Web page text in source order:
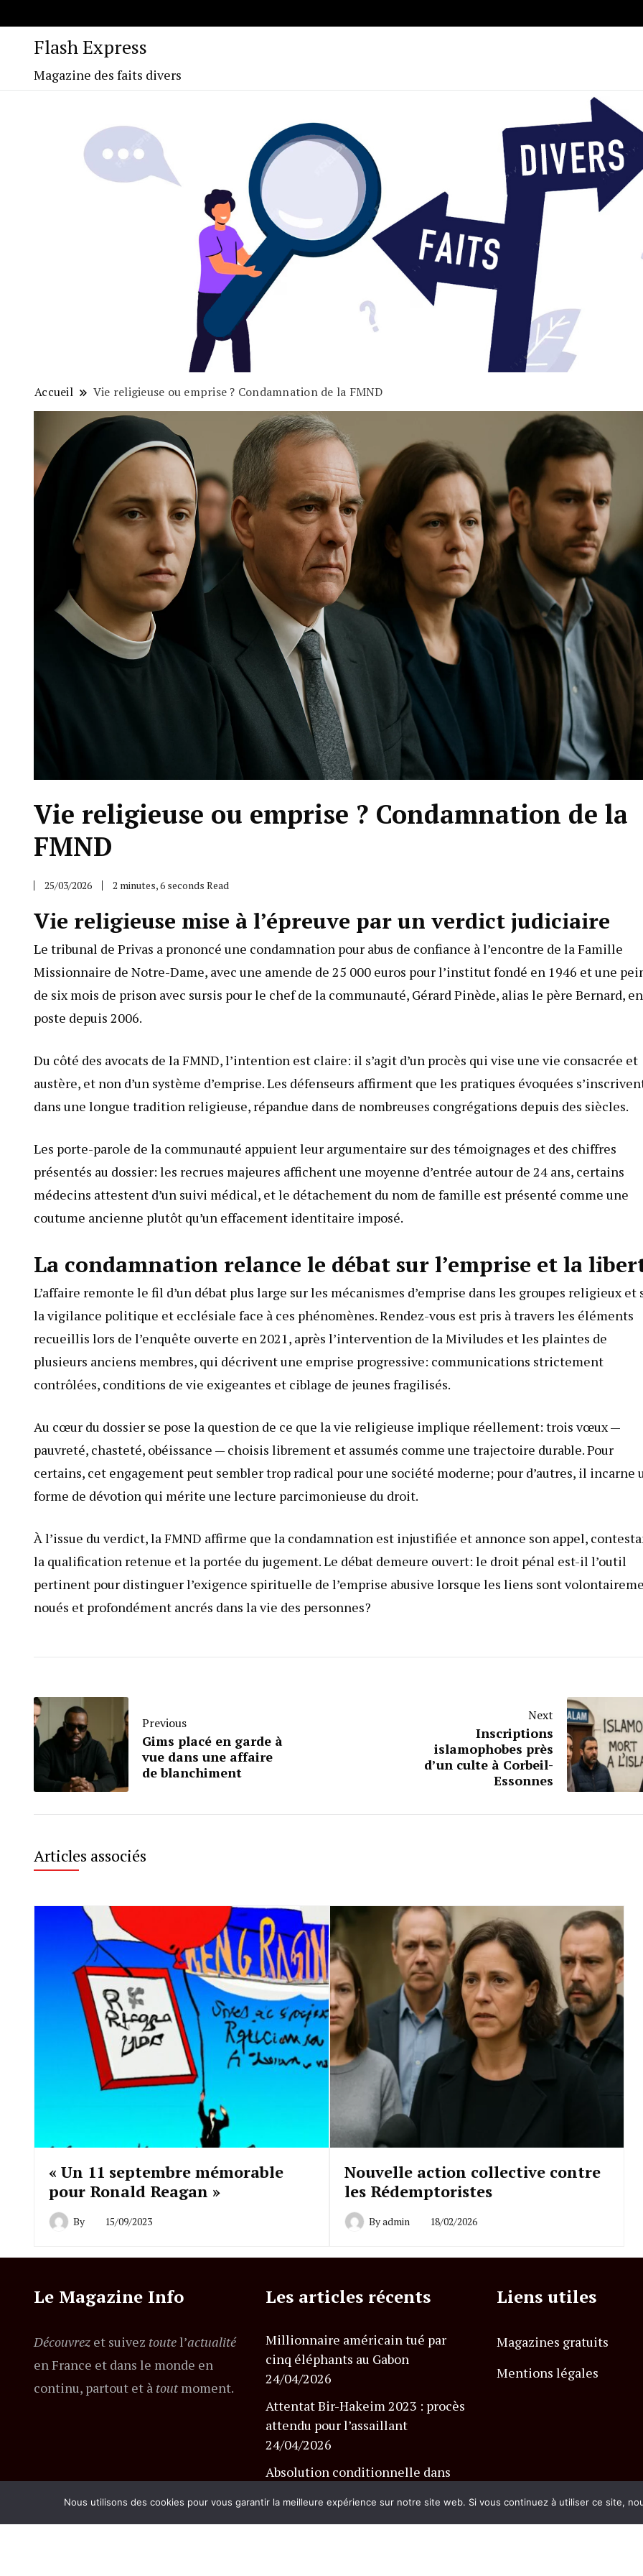
Flash Express
Magazine des faits divers
Accueil Vie religieuse ou emprise ? Condamnation de la FMND
Vie religieuse ou emprise ? Condamnation de la
FMND
25/03/2026 2 minutes, 6 seconds Read
Vie religieuse mise à l’épreuve par un verdict judiciaire
Le tribunal de Privas a prononcé une condamnation pour abus de confiance à l’encontre de la Famille
Missionnaire de Notre-Dame, avec une amende de 25 000 euros pour l’institut fondé en 1946 et une
de six mois de prison avec sursis pour le chef de la communauté, Gérard Pinède, alias le père Bernard, en
poste depuis 2006.
Du côté des avocats de la FMND, l’intention est claire: il s’agit d’un procès qui vise une vie consacrée et
austère, et non d’un système d’emprise. Les défenseurs affirment que les pratiques évoquées
dans une longue tradition religieuse, répandue dans de nombreuses congrégations depuis des siècles.
Les porte-parole de la communauté appuient leur argumentaire sur des témoignages et des chiffres
présentés au dossier: les recrues majeures affichent une moyenne d’entrée autour de 24 ans, certains
médecins attestent d’un suivi médical, et le détachement du nom de famille est présenté comme une
coutume ancienne plutôt qu’un effacement identitaire imposé.
La condamnation relance le débat sur l’emprise et la
L’affaire remonte le fil d’un débat plus large sur les mécanismes d’emprise dans les groupes religieux et
la vigilance politique et ecclésiale face à ces phénomènes. Rendez-vous est pris à travers les éléments
recueillis lors de l’enquête ouverte en 2021, après l’intervention de la Miviludes et les plaintes de
plusieurs anciens membres, qui décrivent une emprise progressive: communications strictement
contrôlées, conditions de vie exigeantes et ciblage de jeunes fragilisés.
Au cœur du dossier se pose la question de ce que la vie religieuse implique réellement: trois vœux —
pauvreté, chasteté, obéissance — choisis librement et assumés comme une trajectoire durable. Pour
certains, cet engagement peut sembler trop radical pour une société moderne; pour d’autres, il incarne
forme de dévotion qui mérite une lecture parcimonieuse du droit.
À l’issue du verdict, la FMND affirme que la condamnation est injustifiée et annonce son appel,
la qualification retenue et la portée du jugement. Le débat demeure ouvert: le droit pénal est-il l’outil
pertinent pour distinguer l’exigence spirituelle de l’emprise abusive lorsque les liens sont
noués et profondément ancrés dans la vie des personnes?
Previous
Gims placé en garde à
vue dans une affaire
de blanchiment
Next
Inscriptions
islamophobes près
d’un culte à Corbeil-
Essonnes
Articles associés
« Un 11 septembre mémorable
pour Ronald Reagan »
By 15/09/2023
Nouvelle action collective contre
les Rédemptoristes
Byadmin 18/02/2026
Le Magazine Info
Découvrez et suivez toutel’actualité
en France et dans le monde en
continu, partout et à toutmoment.
Les articles récents
Millionnaire américain tué par
cinq éléphants au Gabon
24/04/2026
Attentat Bir-Hakeim 2023 : procès
attendu pour l’assaillant
24/04/2026
Absolution conditionnelle dans
24/04/2026
Liens utiles
Magazines gratuits
Mentions légales
Nous utilisons des cookies pour vous garantir la meilleure expérience sur notre site web. Si vous continuez à utiliser ce site,